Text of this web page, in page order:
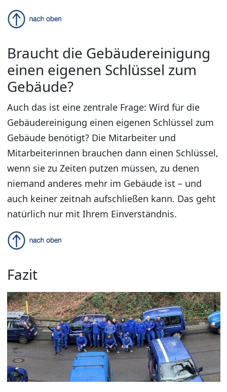
Braucht die Gebäudereinigung
einen eigenen Schlüssel zum
Gebäude?
Auch das ist eine zentrale Frage: Wird für die
Gebäudereinigung einen eigenen Schlüssel zum
Gebäude benötigt? Die Mitarbeiter und
Mitarbeiterinnen brauchen dann einen Schlüssel,
wenn sie zu Zeiten putzen müssen, zu denen
niemand anderes mehr im Gebäude ist – und
auch keiner zeitnah aufschließen kann. Das geht
natürlich nur mit Ihrem Einverständnis.
Fazit